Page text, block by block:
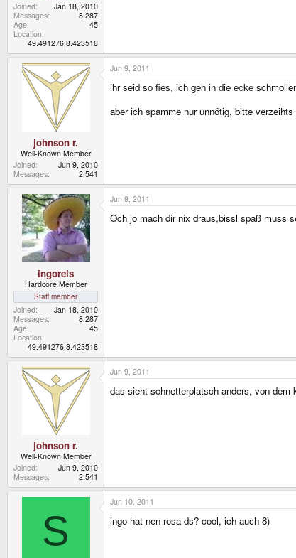
Joined
Jan 18, 2010
Messages
8,287
Age
45
Location
49.491276,8.423518
johnson r.
Well-Known Member
Joined
Jun 9, 2010
Messages
2,541
Jun 9, 2011
ihr seid so fies, ich geh in die ecke
aber ich spamme nur unnötig, bitte verzeihts
ingoreis
Hardcore Member
Staff member
Joined
Jan 18, 2010
Messages
8,287
Age
45
Location
49.491276,8.423518
Jun 9, 2011
Och jo mach dir nix draus,bissl spaß muss
johnson r.
Well-Known Member
Joined
Jun 9, 2010
Messages
2,541
Jun 9, 2011
das sieht schnetterplatsch anders, von
S
Jun 10, 2011
ingo hat nen rosa ds? cool, ich auch 8)